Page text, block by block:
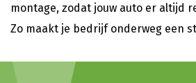
montage, zodat jouw auto er altijd
Zo maakt je bedrijf onderweg een